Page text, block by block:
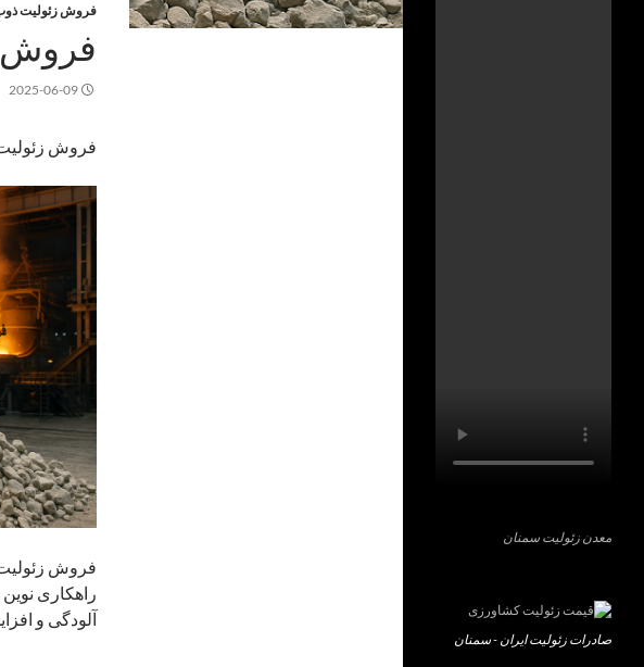
فروش زئولیت
فروش
2025-06-09
فروش زئولیت
راهکاری
آلودگی و
معدن زئولیت سمنان
صادرات زئولیت ایران - سمنان